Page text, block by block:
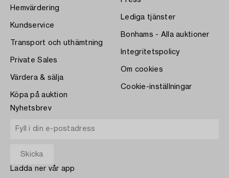
Hemvärdering
Kundservice
Transport och uthämtning
Private Sales
Värdera & sälja
Köpa på auktion
Lediga tjänster
Bonhams - Alla auktioner
Integritetspolicy
Om cookies
Cookie-inställningar
Nyhetsbrev
Ladda ner vår app